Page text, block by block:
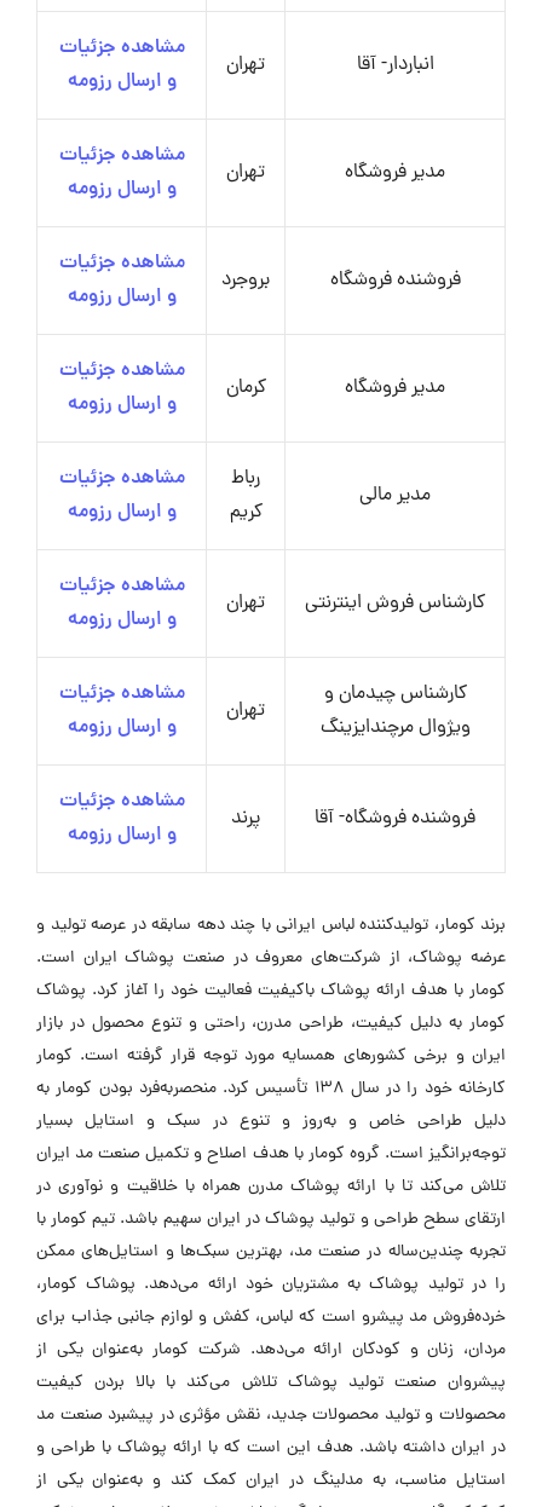
انباردار- آقا تهران
مشاهده جزئیات
و ارسال رزومه
مدیر فروشگاه تهران
مشاهده جزئیات
و ارسال رزومه
فروشنده فروشگاه بروجرد
مشاهده جزئیات
و ارسال رزومه
مدیر فروشگاه کرمان
مشاهده جزئیات
و ارسال رزومه
مدیر مالی
رباط
کریم
مشاهده جزئیات
و ارسال رزومه
کارشناس فروش اینترنتی تهران
مشاهده جزئیات
و ارسال رزومه
کارشناس چیدمان و
ویژوال مرچندایزینگ
تهران
مشاهده جزئیات
و ارسال رزومه
فروشنده فروشگاه- آقا پرند
مشاهده جزئیات
و ارسال رزومه
برند کومار، تولیدکننده لباس ایرانی با چند دهه سابقه در عرصه تولید و
عرضه پوشاک، از شرکت‌های معروف در صنعت پوشاک ایران است.
کومار با هدف ارائه پوشاک باکیفیت فعالیت خود را آغاز کرد. پوشاک
کومار به دلیل کیفیت، طراحی مدرن، راحتی و تنوع محصول در بازار
ایران و برخی کشورهای همسایه مورد توجه قرار گرفته است. کومار
کارخانه خود را در سال ۱۳۸ تأسیس کرد. منحصر‌به‌فرد بودن کومار به
دلیل طراحی خاص و به‌روز و تنوع در سبک و استایل بسیار
توجه‌برانگیز است. گروه کومار با هدف اصلاح و تکمیل صنعت مد ایران
تلاش می‌کند تا با ارائه پوشاک مدرن همراه با خلاقیت و نوآوری در
ارتقای سطح طراحی و تولید پوشاک در ایران سهیم باشد. تیم کومار با
تجربه چندین‌ساله در صنعت مد، بهترین سبک‌ها و استایل‌های ممکن
را در تولید پوشاک به مشتریان خود ارائه می‌دهد. پوشاک کومار،
خرده‌فروش مد پیشرو است که لباس، کفش و لوازم جانبی جذاب برای
مردان، زنان و کودکان ارائه می‌دهد. شرکت کومار به‌عنوان یکی از
پیشروان صنعت تولید پوشاک تلاش می‌کند با بالا بردن کیفیت
محصولات و تولید محصولات جدید، نقش مؤثری در پیشبرد صنعت مد
در ایران داشته باشد. هدف این است که با ارائه پوشاک با طراحی و
استایل مناسب، به مدلینگ در ایران کمک کند و به‌عنوان یکی از